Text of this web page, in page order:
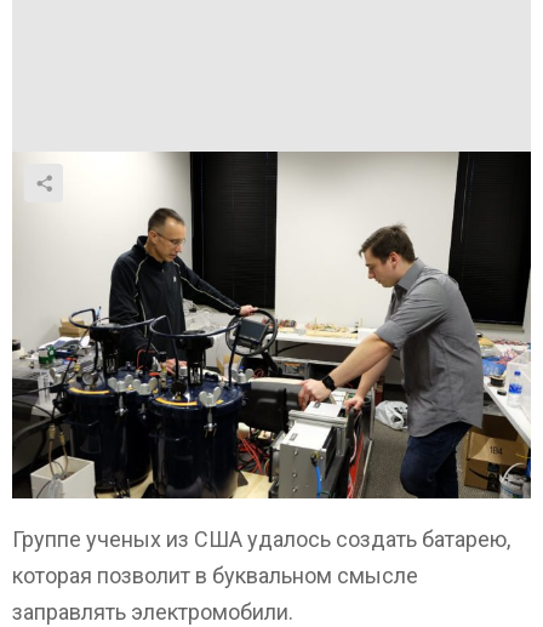
Группе ученых из США удалось создать батарею,
которая позволит в буквальном смысле
заправлять электромобили.